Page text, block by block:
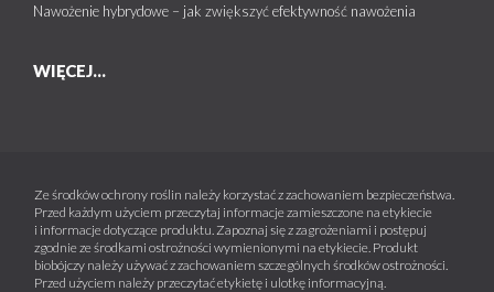
Nawożenie hybrydowe – jak zwiększyć efektywność nawożenia
WIĘCEJ...
Ze środków ochrony roślin należy korzystać z zachowaniem bezpieczeństwa.
Przed każdym użyciem przeczytaj informacje zamieszczone na etykiecie
i informacje dotyczące produktu. Zapoznaj się z zagrożeniami i postępuj
zgodnie ze środkami ostrożności wymienionymi na etykiecie. Produkt
biobójczy należy używać z zachowaniem szczególnych środków ostrożności.
Przed użyciem należy przeczytać etykietę i ulotkę informacyjną.